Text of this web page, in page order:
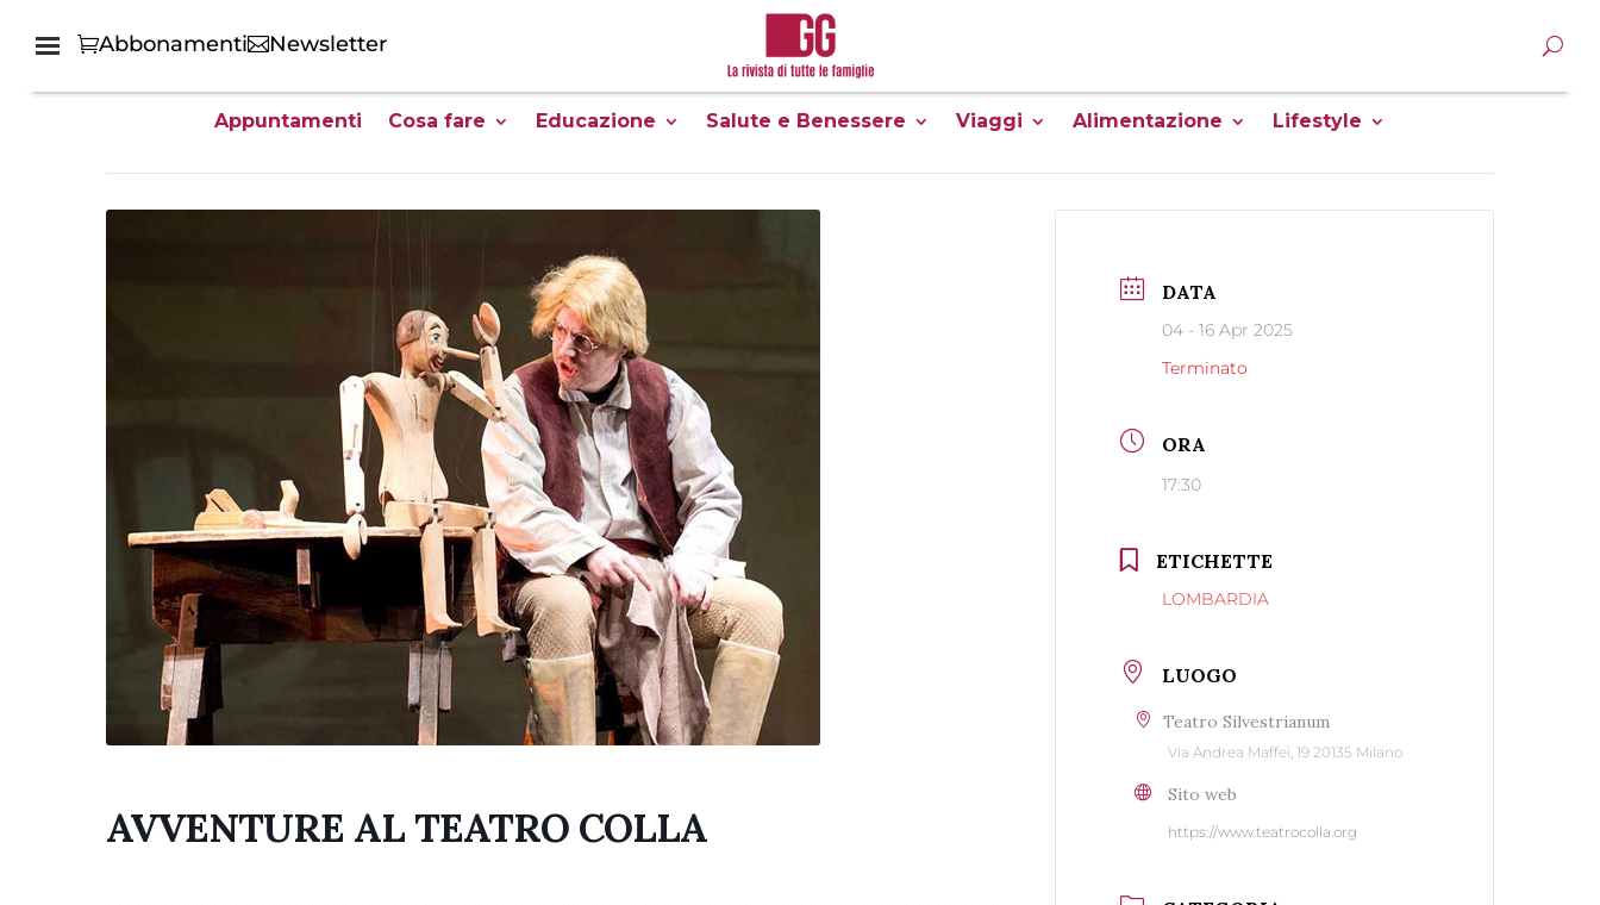
Abbonamenti Newsletter
Appuntamenti Cosa fare Educazione Salute e Benessere Viaggi Alimentazione Lifestyle
AVVENTURE AL TEATRO COLLA
DATA
04 - 16 Apr 2025
Terminato
ORA
17:30
ETICHETTE
LOMBARDIA
LUOGO
Teatro Silvestrianum
Via Andrea Maffei, 19 20135 Milano
Sito web
https://www.teatrocolla.org